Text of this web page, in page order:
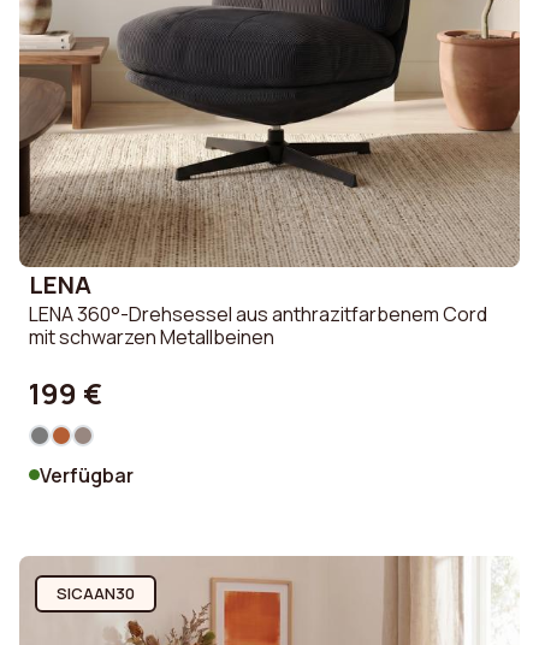
LENA
LENA 360°-Drehsessel aus anthrazitfarbenem Cord
mit schwarzen Metallbeinen
199 €
Verfügbar
SICAAN30